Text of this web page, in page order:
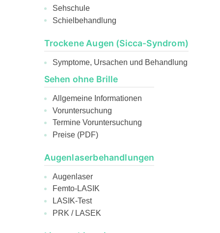
Sehschule
Schielbehandlung
Trockene Augen (Sicca-Syndrom)
Symptome, Ursachen und Behandlung
Sehen ohne Brille
Allgemeine Informationen
Voruntersuchung
Termine Voruntersuchung
Preise (PDF)
Augenlaserbehandlungen
Augenlaser
Femto-LASIK
LASIK-Test
PRK / LASEK